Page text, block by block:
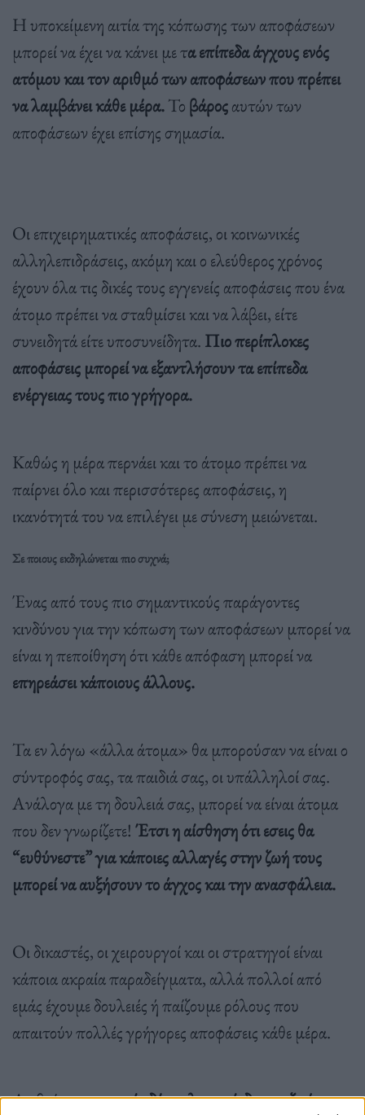
Η υποκείμενη αιτία της κόπωσης των αποφάσεων
μπορεί να έχει να κάνει με τα επίπεδα άγχους ενός
ατόμου και τον αριθμό των αποφάσεων που πρέπει
να λαμβάνει κάθε μέρα.Το βάροςαυτών των
αποφάσεων έχει επίσης σημασία.
Οι επιχειρηματικές αποφάσεις, οι κοινωνικές
αλληλεπιδράσεις, ακόμη και ο ελεύθερος χρόνος
έχουν όλα τις δικές τους εγγενείς αποφάσεις που ένα
άτομο πρέπει να σταθμίσει και να λάβει, είτε
συνειδητά είτε υποσυνείδητα. Πιο περίπλοκες
αποφάσεις μπορεί να εξαντλήσουν τα επίπεδα
ενέργειας τους πιο γρήγορα.
Καθώς η μέρα περνάει και το άτομο πρέπει να
παίρνει όλο και περισσότερες αποφάσεις, η
ικανότητά του να επιλέγει με σύνεση μειώνεται.
Σε ποιους εκδηλώνεται πιο συχνά;
Ένας από τους πιο σημαντικούς παράγοντες
κινδύνου για την κόπωση των αποφάσεων μπορεί να
είναι η πεποίθηση ότι κάθε απόφαση μπορεί να
επηρεάσει κάποιους άλλους.
Τα εν λόγω «άλλα άτομα» θα μπορούσαν να είναι ο
σύντροφός σας, τα παιδιά σας, οι υπάλληλοί σας.
Ανάλογα με τη δουλειά σας, μπορεί να είναι άτομα
που δεν γνωρίζετε! Έτσι η αίσθηση ότι εσεις θα
“ευθύνεστε” για κάποιες αλλαγές στην ζωή τους
μπορεί να αυξήσουν το άγχος και την ανασφάλεια.
Οι δικαστές, οι χειρουργοί και οι στρατηγοί είναι
κάποια ακραία παραδείγματα, αλλά πολλοί από
εμάς έχουμε δουλειές ή παίζουμε ρόλους που
απαιτούν πολλές γρήγορες αποφάσεις κάθε μέρα.
Αν βρίσκεστε σεμία δύσκολη περίοδο στη ζωή σας,